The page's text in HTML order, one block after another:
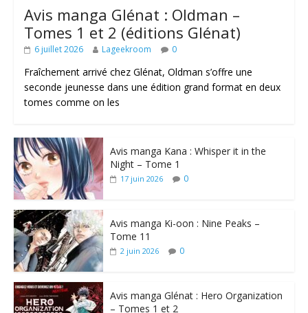
Avis manga Glénat : Oldman –
Tomes 1 et 2 (éditions Glénat)
6 juillet 2026 Lageekroom 0
Fraîchement arrivé chez Glénat, Oldman s’offre une
seconde jeunesse dans une édition grand format en deux
tomes comme on les
Avis manga Kana : Whisper it in the
Night – Tome 1
17 juin 2026 0
Avis manga Ki-oon : Nine Peaks –
Tome 11
2 juin 2026 0
Avis manga Glénat : Hero Organization
– Tomes 1 et 2